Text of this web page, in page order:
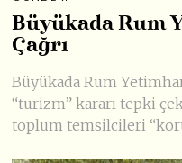
Büyükada Rum
Çağrı
Büyükada Rum
“turizm” kararı tepki
toplum temsilcileri